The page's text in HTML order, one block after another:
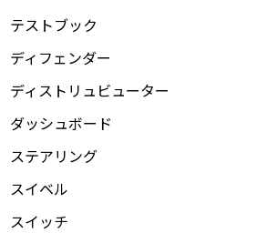
テストブック
ディフェンダー
ディストリュビューター
ダッシュボード
ステアリング
スイベル
スイッチ